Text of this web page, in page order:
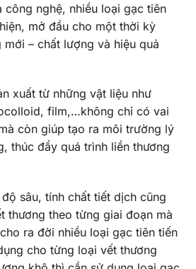
công nghệ, nhiều loại gạc tiên
mở đầu cho một thời kỳ
– chất lượng và hiệu quả
xuất từ những vật liệu như
film,…không chỉ có vai
còn giúp tạo ra môi trường lý
thúc đẩy quá trình liền thương
sâu, tính chất tiết dịch cũng
thương theo từng giai đoạn mà
ra đời nhiều loại gạc tiên tiến
cho từng loại vết thương